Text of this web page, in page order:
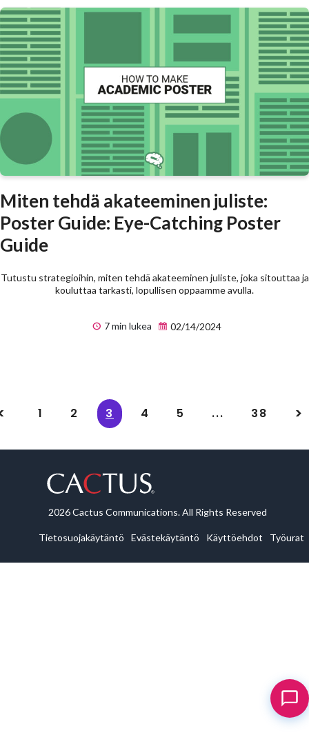
Miten tehdä akateeminen juliste:
Poster Guide: Eye-Catching Poster
Guide
Tutustu strategioihin, miten tehdä akateeminen juliste, joka sitouttaa ja
kouluttaa tarkasti, lopullisen oppaamme avulla.
7 min lukea 02/14/2024
1 2 3 4 5 ... 38
2026 Cactus Communications. All Rights Reserved
Tietosuojakäytäntö Evästekäytäntö Käyttöehdot Työurat